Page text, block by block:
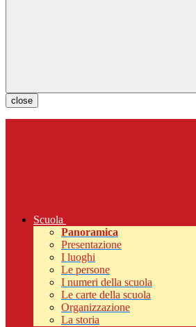
close
Scuola
Panoramica
Presentazione
I luoghi
Le persone
I numeri della scuola
Le carte della scuola
Organizzazione
La storia